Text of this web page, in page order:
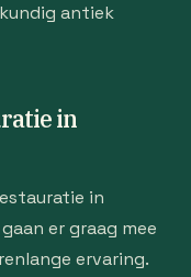
antiek
in
in
er graag mee
ervaring.